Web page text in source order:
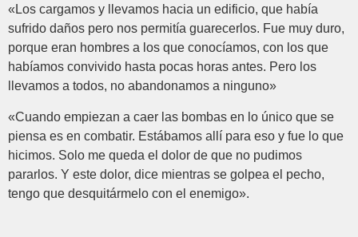
«Los cargamos y llevamos hacia un edificio, que había
sufrido daños pero nos permitía guarecerlos. Fue muy duro,
porque eran hombres a los que conocíamos, con los que
habíamos convivido hasta pocas horas antes. Pero los
llevamos a todos, no abandonamos a ninguno»
«Cuando empiezan a caer las bombas en lo único que se
piensa es en combatir. Estábamos allí para eso y fue lo que
hicimos. Solo me queda el dolor de que no pudimos
pararlos. Y este dolor, dice mientras se golpea el pecho,
tengo que desquitármelo con el enemigo».